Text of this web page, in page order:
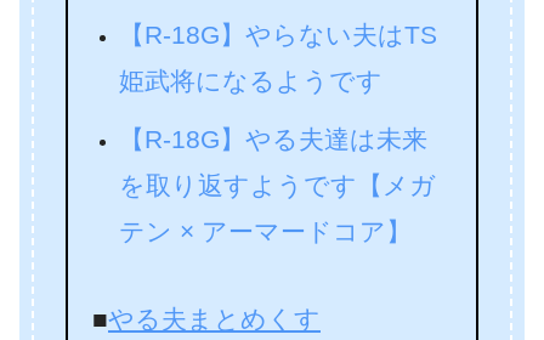
【R-18G】やらない夫はTS
姫武将になるようです
【R-18G】やる夫達は未来
を取り返すようです【メガ
テン × アーマードコア】
■やる夫まとめくす